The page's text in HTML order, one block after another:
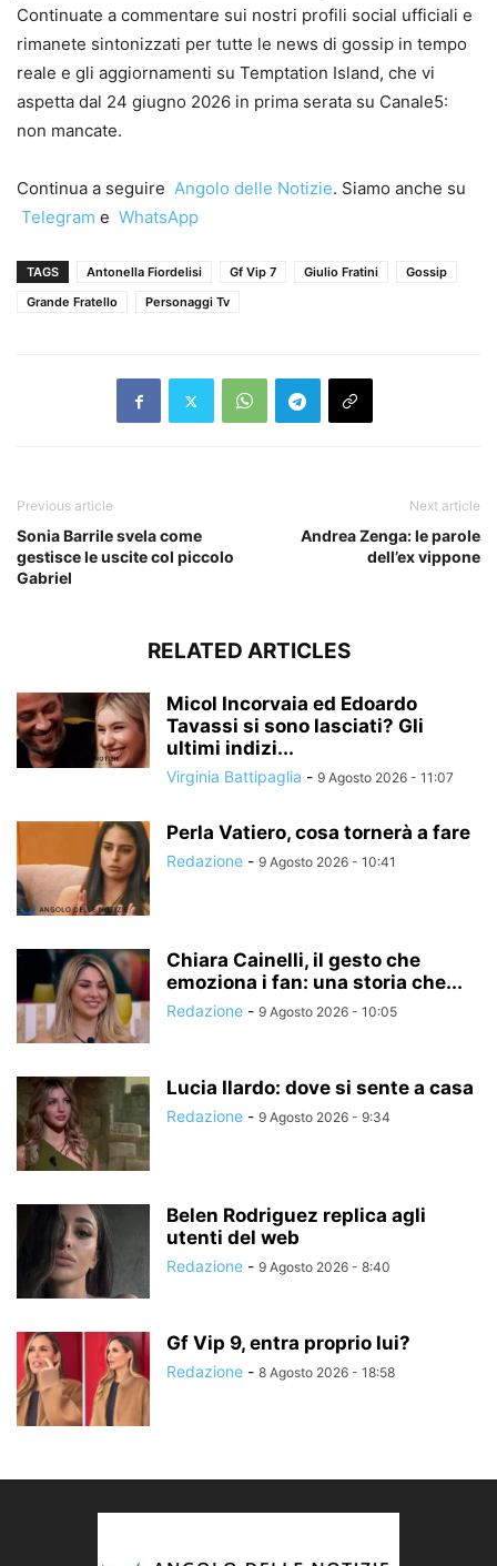
Continuate a commentare sui nostri profili social ufficiali e
rimanete sintonizzati per tutte le news di gossip in tempo
reale e gli aggiornamenti su Temptation Island, che vi
aspetta dal 24 giugno 2026 in prima serata su Canale5:
non mancate.
Continua a seguire Angolo delle Notizie. Siamo anche su
Telegram e WhatsApp
TAGS Antonella Fiordelisi Gf Vip 7 Giulio Fratini
Gossip
Grande Fratello
Personaggi Tv
Previous article
Sonia Barrile svela come
gestisce le uscite col piccolo
Gabriel
Next article
Andrea Zenga: le parole
dell’ex vippone
RELATED ARTICLES
Micol Incorvaia ed Edoardo
Tavassi si sono lasciati? Gli
ultimi indizi...
Virginia Battipaglia - 9 Agosto 2026 - 11:07
Perla Vatiero, cosa tornerà a fare
Redazione - 9 Agosto 2026 - 10:41
Chiara Cainelli, il gesto che
emoziona i fan: una storia che...
Redazione - 9 Agosto 2026 - 10:05
Lucia Ilardo: dove si sente a casa
Redazione - 9 Agosto 2026 - 9:34
Belen Rodriguez replica agli
utenti del web
Redazione - 9 Agosto 2026 - 8:40
Gf Vip 9, entra proprio lui?
Redazione - 8 Agosto 2026 - 18:58